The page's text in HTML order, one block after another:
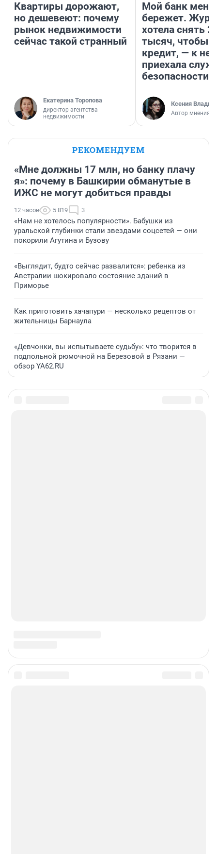
Квартиры дорожают,
но дешевеют: почему
рынок недвижимости
сейчас такой странный
Екатерина Торопова
директор агентства
недвижимости
Мой банк меня
бережет.
хотела снять
тысяч, чтобы
кредит, — к
приехала
безопасности
Ксения
Автор мнения
РЕКОМЕНДУЕМ
«Мне должны 17 млн, но банку плачу
я»: почему в Башкирии обманутые в
ИЖС не могут добиться правды
12 часов 5 819 3
«Нам не хотелось популярности». Бабушки из
уральской глубинки стали звездами соцсетей — они
покорили Агутина и Бузову
«Выглядит, будто сейчас развалится»: ребенка из
Австралии шокировало состояние зданий в
Приморье
Как приготовить хачапури — несколько рецептов от
жительницы Барнаула
«Девчонки, вы испытываете судьбу»: что творится в
подпольной рюмочной на Березовой в Рязани —
обзор YA62.RU